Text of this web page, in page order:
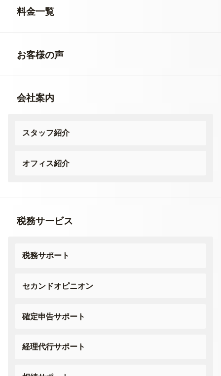
料金一覧
お客様の声
会社案内
スタッフ紹介
オフィス紹介
税務サービス
税務サポート
セカンドオピニオン
確定申告サポート
経理代行サポート